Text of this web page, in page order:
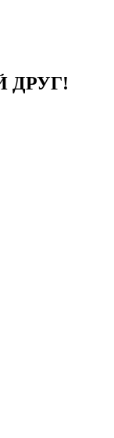
ДРУГ!